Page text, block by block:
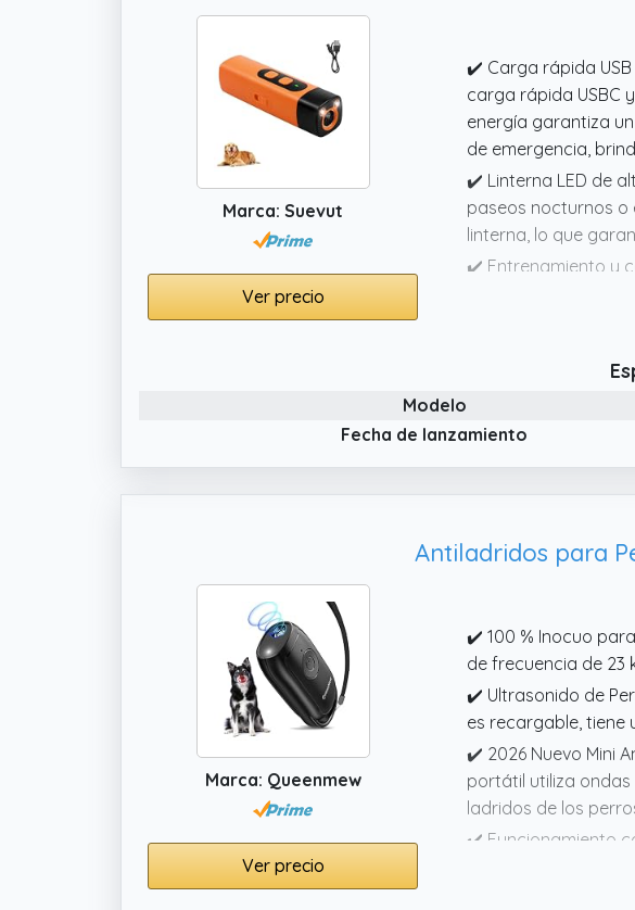
Marca: Suevut
Ver precio
✔️ Carga rápida
carga rápida USBC
energía garantiza
de emergencia,
✔️ Linterna LED de
paseos nocturnos o
linterna, lo que
✔️ Entrenamiento y
entrenar el
✔️ Versátil: Este
exteriores. Este
✔️ Dispositivo
ultrasónicas
Modelo
Fecha de lanzamiento
Antiladridos para
Marca: Queenmew
Ver precio
✔️ 100 % Inocuo
de frecuencia de 23
✔️ Ultrasonido de
es recargable, tiene
✔️ 2026 Nuevo Mini
portátil utiliza
ladridos de los
✔️ Funcionamiento
solo necesita